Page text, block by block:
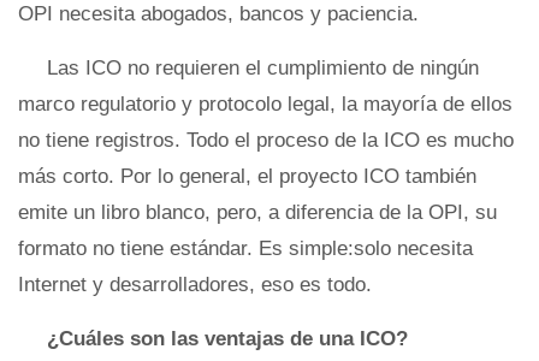
OPI necesita abogados, bancos y paciencia.
Las ICO no requieren el cumplimiento de ningún
marco regulatorio y protocolo legal, la mayoría de ellos
no tiene registros. Todo el proceso de la ICO es mucho
más corto. Por lo general, el proyecto ICO también
emite un libro blanco, pero, a diferencia de la OPI, su
formato no tiene estándar. Es simple:solo necesita
Internet y desarrolladores, eso es todo.
¿Cuáles son las ventajas de una ICO?